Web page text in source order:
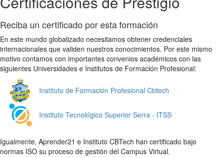
Reciba un certificado por esta formación
En este mundo globalizado necesitamos obtener credenciales
internacionales que validen nuestros conocimientos. Por este mismo
motivo contamos con importantes convenios académicos con las
siguientes Universidades e Institutos de Formación Profesional:
Instituto de Formación Profesional Cbtech
Instituto Tecnológico Superior Serra - ITSS
Igualmente, Aprender21 e Instituto CBTech han certificado bajo
normas ISO su proceso de gestión del Campus Virtual.